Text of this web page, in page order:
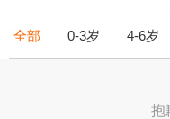
全部 0-3岁 4-6岁
抱